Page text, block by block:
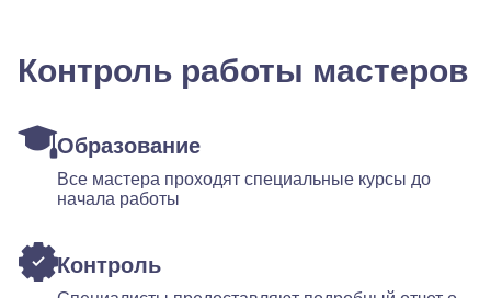
Контроль работы мастеров
Образование
Все мастера проходят специальные курсы до
начала работы
Контроль